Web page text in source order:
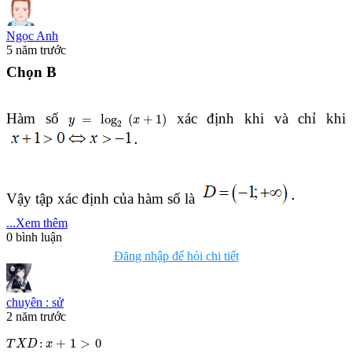
Ngọc Anh
5 năm trước
Chọn B
Hàm sốy = log2 (x + 1 )
log +1 xác định khi và chỉ khi
Vậy tập xác định của hàm số là
...Xem thêm
0 bình luận
Đăng nhập để hỏi chi tiết
chuyên : sử
2 năm trước
TXD: x + 1 > 0
TXD:x >